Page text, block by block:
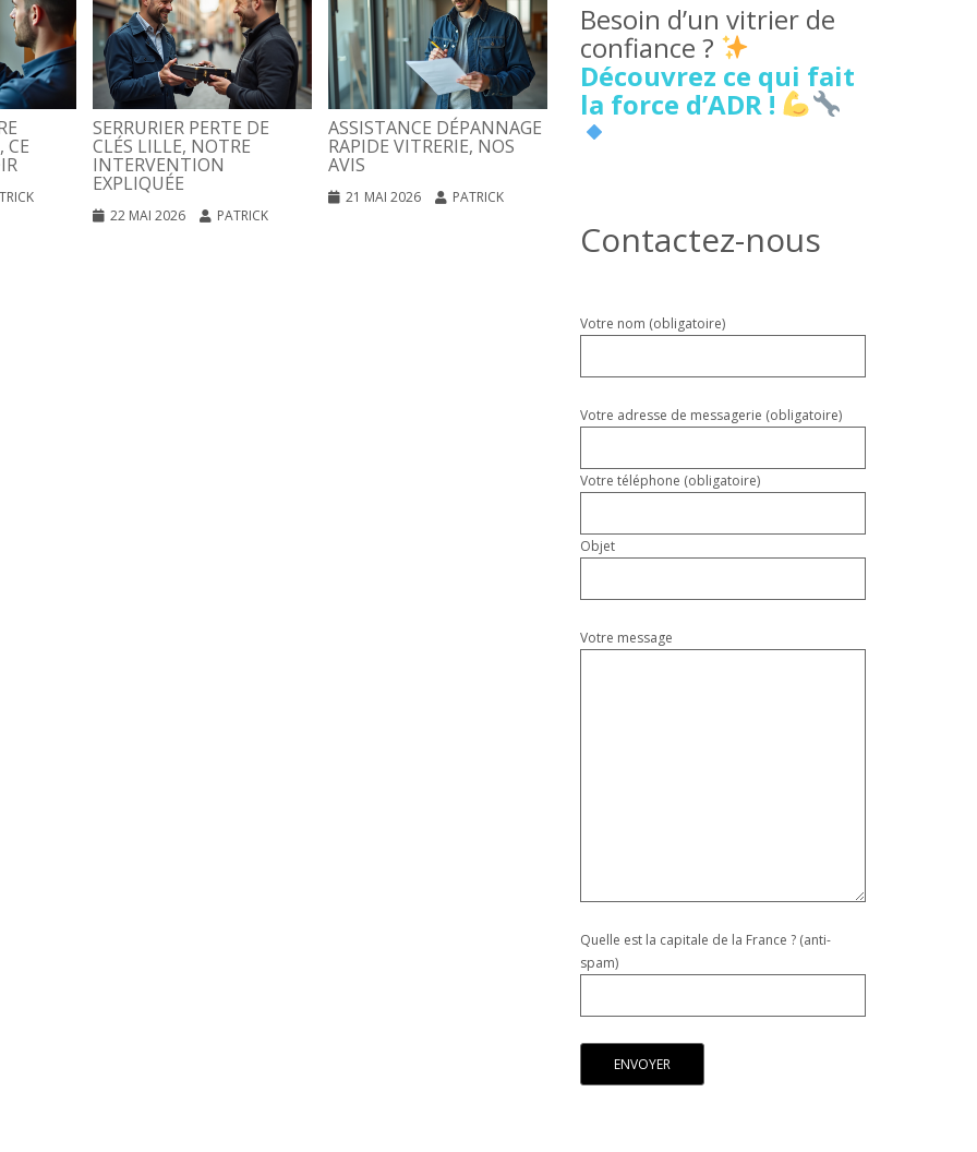
CE
SERRURIER PERTE DE
CLÉS LILLE, NOTRE
INTERVENTION
EXPLIQUÉE
22 MAI 2026 PATRICK
ASSISTANCE DÉPANNAGE
RAPIDE VITRERIE, NOS
AVIS
21 MAI 2026 PATRICK
5 SIGNES DE FUITE D’EAU
CACHÉE À LILLE À NE PAS
Besoin d’un vitrier de
confiance ?
Découvrez ce qui fait
la force d’ADR !
Contactez-nous
Veuillez
vide.
Votre nom (obligatoire)
Votre adresse de messagerie (obligatoire)
Votre téléphone (obligatoire)
Objet
Votre message
Quelle est la capitale de la France ? (anti-
spam)